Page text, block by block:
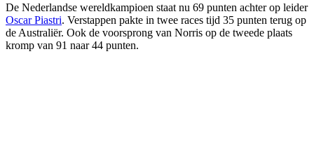
De Nederlandse wereldkampioen staat nu 69 punten achter op leider
Oscar Piastri. Verstappen pakte in twee races tijd 35 punten terug op
de Australiër. Ook de voorsprong van Norris op de tweede plaats
kromp van 91 naar 44 punten.